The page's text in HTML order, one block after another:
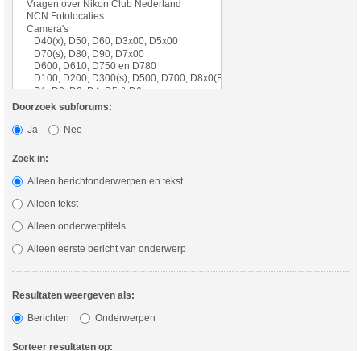
Doorzoek subforums:
Ja
Nee
Zoek in:
Alleen berichtonderwerpen en tekst
Alleen tekst
Alleen onderwerptitels
Alleen eerste bericht van onderwerp
Resultaten weergeven als:
Berichten
Onderwerpen
Sorteer resultaten op: